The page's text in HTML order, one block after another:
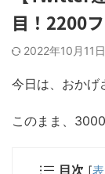
目！2200
2022年10月11日
今日は、おかげ
このまま、
目次 [